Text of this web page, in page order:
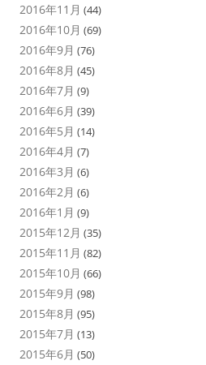
2016年11月 (44)
2016年10月 (69)
2016年9月 (76)
2016年8月 (45)
2016年7月 (9)
2016年6月 (39)
2016年5月 (14)
2016年4月 (7)
2016年3月 (6)
2016年2月 (6)
2016年1月 (9)
2015年12月 (35)
2015年11月 (82)
2015年10月 (66)
2015年9月 (98)
2015年8月 (95)
2015年7月 (13)
2015年6月 (50)